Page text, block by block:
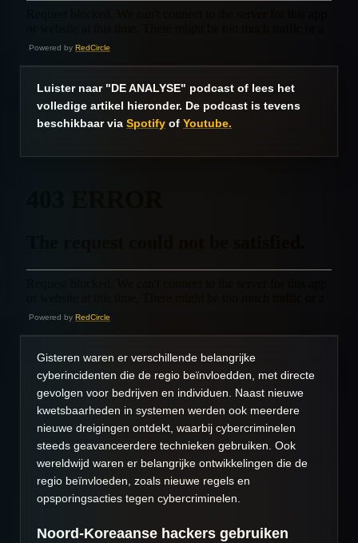
Powered by RedCircle
Luister naar "DE ANALYSE" podcast of lees het
volledige artikel hieronder. De podcast is tevens
beschikbaar via Spotify of Youtube.
Powered by RedCircle
Gisteren waren er verschillende belangrijke
cyberincidenten die de regio beïnvloedden, met directe
gevolgen voor bedrijven en individuen. Naast nieuwe
kwetsbaarheden in systemen werden ook meerdere
nieuwe dreigingen ontdekt, waarbij cybercriminelen
steeds geavanceerdere technieken gebruiken. Ook
wereldwijd waren er belangrijke ontwikkelingen die de
regio beïnvloeden, zoals nieuwe regels en
opsporingsacties tegen cybercriminelen.
Noord-Koreaanse hackers gebruiken